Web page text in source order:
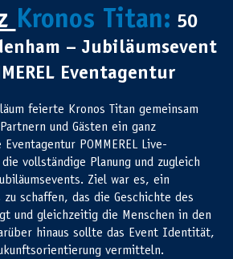
Kronos Titan: 50
– Jubiläumsevent
Eventagentur
feierte Kronos Titan gemeinsam
und Gästen ein ganz
POMMEREL Live-
vollständige Planung und zugleich
Ziel war es, ein
schaffen, das die Geschichte des
und gleichzeitig die Menschen in den
hinaus sollte das Event Identität,
vermitteln.